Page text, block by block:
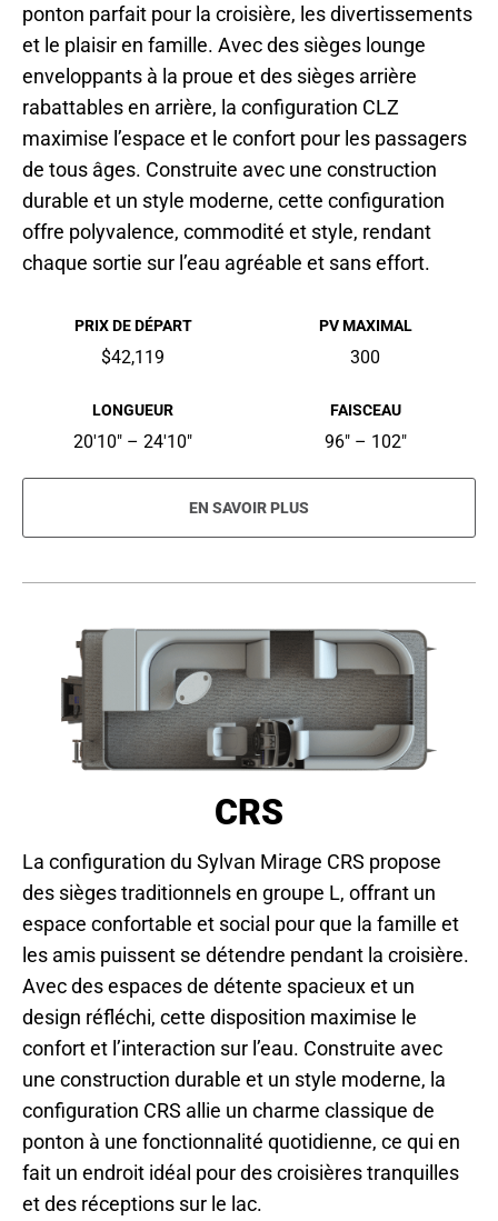
ponton parfait pour la croisière, les divertissements
et le plaisir en famille. Avec des sièges lounge
enveloppants à la proue et des sièges arrière
rabattables en arrière, la configuration CLZ
maximise l’espace et le confort pour les passagers
de tous âges. Construite avec une construction
durable et un style moderne, cette configuration
offre polyvalence, commodité et style, rendant
chaque sortie sur l’eau agréable et sans effort.
PRIX DE DÉPART
$42,119
PV MAXIMAL
300
LONGUEUR
20'10" – 24'10"
FAISCEAU
96" – 102"
EN SAVOIR PLUS
CRS
La configuration du Sylvan Mirage CRS propose
des sièges traditionnels en groupe L, offrant un
espace confortable et social pour que la famille et
les amis puissent se détendre pendant la croisière.
Avec des espaces de détente spacieux et un
design réfléchi, cette disposition maximise le
confort et l’interaction sur l’eau. Construite avec
une construction durable et un style moderne, la
configuration CRS allie un charme classique de
ponton à une fonctionnalité quotidienne, ce qui en
fait un endroit idéal pour des croisières tranquilles
et des réceptions sur le lac.